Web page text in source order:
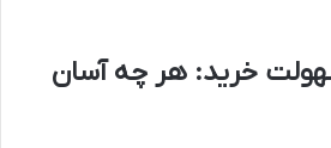
خرید: هر چه آسان